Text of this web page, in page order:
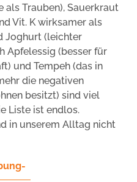
als Trauben), Sauerkraut
Vit. K wirksamer als
Joghurt (leichter
Apfelessig (besser für
und Tempeh (das in
die negativen
besitzt) sind viel
Liste ist endlos.
in unserem Alltag nicht